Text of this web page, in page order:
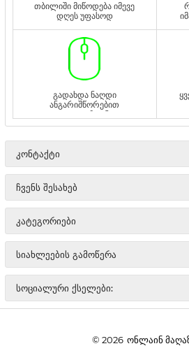
თბილიში მიწოდება იმევე
დღეს უფასოდ
გადახდა ნაღდი
ანგარიშწორებით
ადგილზე ან
გადმორიცხვით
ᲙᲝᲜᲢᲐᲥᲢᲘ
ᲩᲕᲔᲜᲡ ᲨᲔᲡᲐᲮᲔᲑ
ᲙᲐᲢᲔᲒᲝᲠᲘᲔᲑᲘ
ᲡᲘᲐᲮᲚᲔᲔᲑᲘᲡ ᲒᲐᲛᲝᲬᲔᲠᲐ
ᲡᲝᲪᲘᲐᲚᲣᲠᲘ ᲥᲡᲔᲚᲔᲑᲘ:
© 2026 ონლაინ